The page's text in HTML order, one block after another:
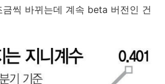
씩 바뀌는데 계속 beta 버전인 건